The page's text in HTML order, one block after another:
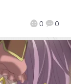
0 0